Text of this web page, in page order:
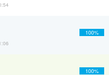
100%
100%